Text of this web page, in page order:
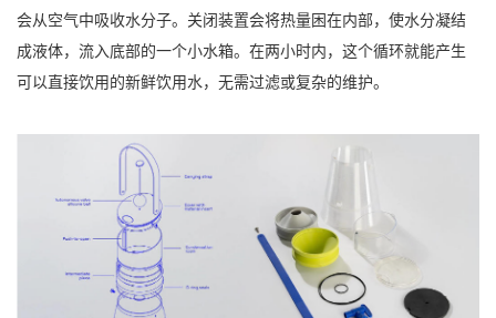
会从空气中吸收水分子。关闭装置会将热量困在内部，使水分凝结
成液体，流入底部的一个小水箱。在两小时内，这个循环就能产生
可以直接饮用的新鲜饮用水，无需过滤或复杂的维护。